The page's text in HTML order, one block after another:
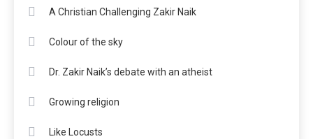
A Christian Challenging Zakir Naik
Colour of the sky
Dr. Zakir Naik’s debate with an atheist
Growing religion
Like Locusts